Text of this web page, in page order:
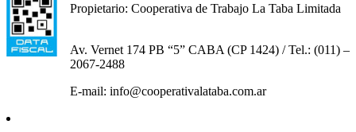
Propietario: Cooperativa de Trabajo La Taba Limitada
Av. Vernet 174 PB “5” CABA (CP 1424) / Tel.: (011) –
2067-2488
E-mail: info@cooperativalataba.com.ar